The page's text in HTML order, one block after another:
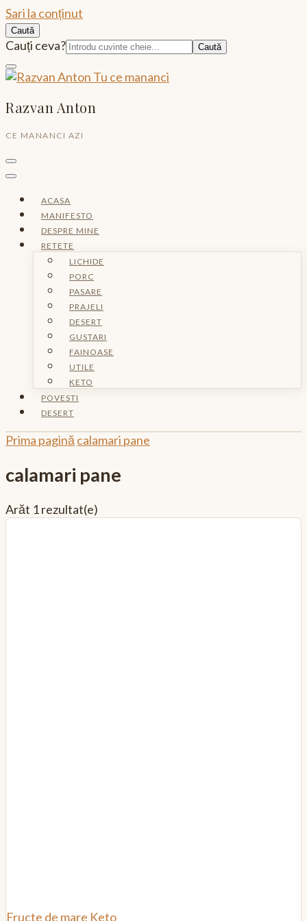
Sari la conținut
Caută
Caută:
Cauți ceva?
Razvan Anton
CE MANANCI AZI
ACASA
MANIFESTO
DESPRE MINE
RETETE
LICHIDE
PORC
PASARE
PRAJELI
DESERT
GUSTARI
FAINOASE
UTILE
KETO
POVESTI
DESERT
Prima pagină calamari pane
calamari pane
Arăt 1 rezultat(e)
Fructe de mare Keto